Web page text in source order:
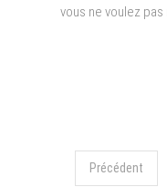
vous ne voulez
Navigation
Précédent